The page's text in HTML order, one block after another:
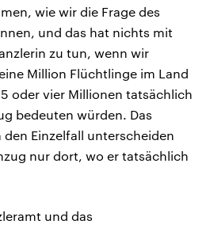
wie wir die Frage des
und das hat nichts mit
zu tun, wenn wir
Million Flüchtlinge im Land
oder vier Millionen tatsächlich
bedeuten würden. Das
Einzelfall unterscheiden
nur dort, wo er tatsächlich
und das